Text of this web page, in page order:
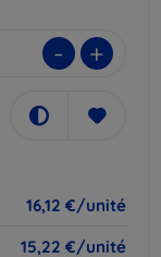
- +
16,12 €/unité
15,22 €/unité